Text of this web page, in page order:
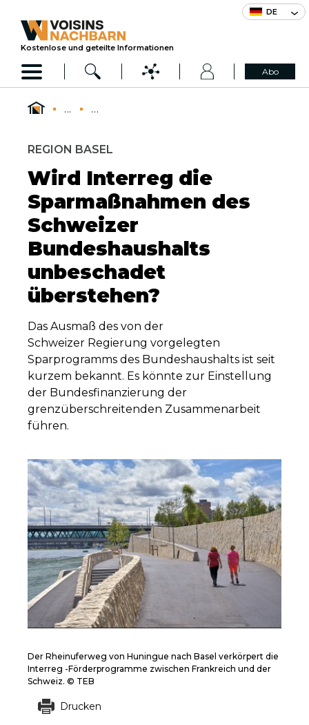
DE
Kostenlose und geteilte Informationen
Abo
... ...
REGION BASEL
Wird Interreg die
Sparmaßnahmen des
Schweizer
Bundeshaushalts
unbeschadet
überstehen?
Das Ausmaß des von der
Schweizer Regierung vorgelegten
Sparprogramms des Bundeshaushalts ist seit
kurzem bekannt. Es könnte zur Einstellung
der Bundesfinanzierung der
grenzüberschreitenden Zusammenarbeit
führen.
Der Rheinuferweg von Huningue nach Basel verkörpert die
Interreg -Förderprogramme zwischen Frankreich und der
Schweiz. © TEB
Drucken